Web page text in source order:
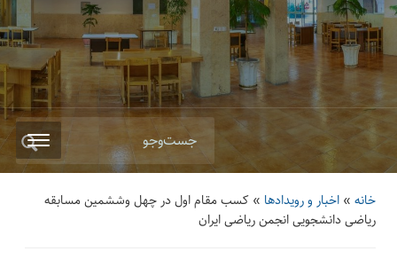
جست‌وجو
خانه »اخبار و رویدادها »کسب مقام اول در چهل وششمین مسابقه
ریاضی دانشجویی انجمن ریاضی ایران